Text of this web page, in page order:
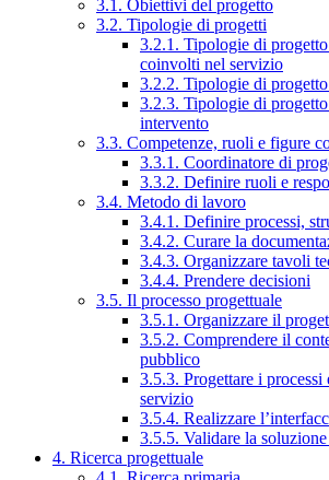
3.1. Obiettivi del progetto
3.2. Tipologie di progetti
3.2.1. Tipologie di
coinvolti nel servizio
3.2.2. Tipologie di
3.2.3. Tipologie di
intervento
3.3. Competenze, ruoli e figure
3.3.1. Coordinatore di
3.3.2. Definire ruoli e
3.4. Metodo di lavoro
3.4.1. Definire processi,
3.4.2. Curare la
3.4.3. Organizzare tavoli
3.4.4. Prendere decisioni
3.5. Il processo progettuale
3.5.1. Organizzare il
3.5.2. Comprendere il
pubblico
3.5.3. Progettare i processi
servizio
3.5.4. Realizzare
3.5.5. Validare la soluzione
4. Ricerca progettuale